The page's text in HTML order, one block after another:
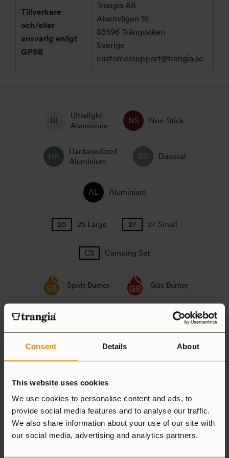
Consent Details About
This website uses cookies
We use cookies to personalise content and ads, to
provide social media features and to analyse our traffic.
We also share information about your use of our site with
our social media, advertising and analytics partners.
Tillverkare
och/eller
ansvarig enligt
GPSR
Trangia AB
Alsenvägen 16
83596 Trångsviken
Sverige
customersupport@trangia.se
Ultralight
Aluminium
Non-Stick
Hardanodized
Aluminium
Duossal
Aluminium
25 Large 27 Small
Camping Set
Spirit Burner Gas Burner
4 recensioner av
Trangia Mini HA
5,0
Baserat på 4 recensioner